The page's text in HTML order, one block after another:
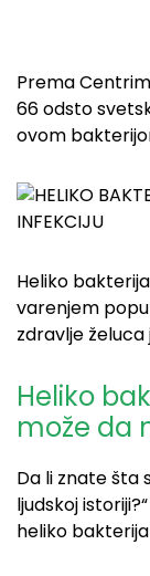
Prema
66 odsto
ovom
Heliko
varenjem
zdravlje
Heliko
može da
Da li znate šta
ljudskoj
heliko